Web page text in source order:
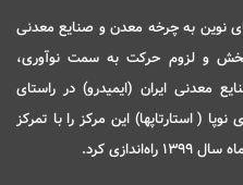
نوین به چرخه معدن و صنایع معدنی
و لزوم حرکت به سمت نوآوری،
معدنی ایران (ایمیدرو) در راستای
( استارتاپها) این مرکز را با تمرکز
کرد.